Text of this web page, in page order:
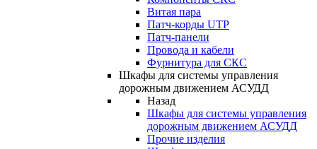
Витая пара
Патч-корды UTP
Патч-панели
Провода и кабели
Фурнитура для СКС
Шкафы для системы управления
дорожным движением АСУДД
Назад
Шкафы для системы управления
дорожным движением АСУДД
Прочие изделия